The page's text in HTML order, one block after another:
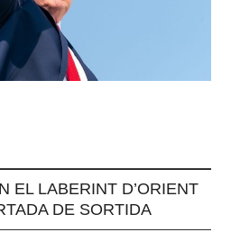
EL LABERINT D’ORIENT
DE SORTIDA